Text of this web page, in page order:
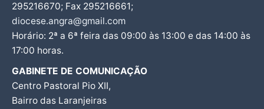
295216670; Fax 295216661;
diocese.angra@gmail.com
Horário: 2ª a 6ª feira das 09:00 às 13:00 e das 14:00 às
17:00 horas.
GABINETE DE COMUNICAÇÃO
Centro Pastoral Pio XII,
Bairro das Laranjeiras